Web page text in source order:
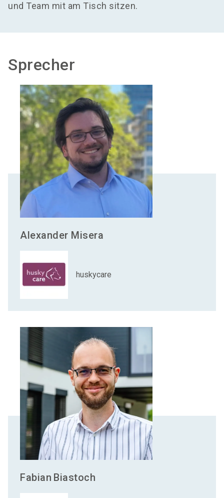
und Team mit am Tisch sitzen.
Sprecher
Alexander Misera
huskycare
Fabian Biastoch